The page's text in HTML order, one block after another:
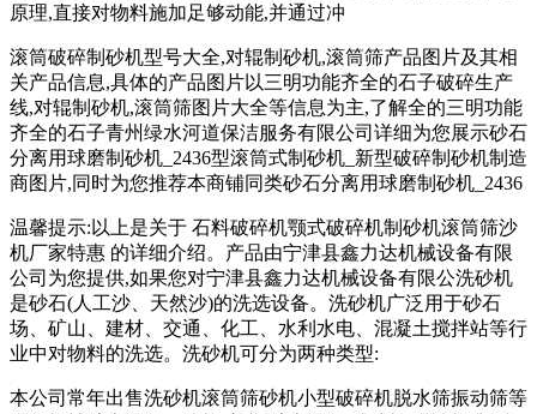
原理,直接对物料施加足够动能,并通过冲
滚筒破碎制砂机型号大全,对辊制砂机,滚筒筛产品图片及其相
关产品信息,具体的产品图片以三明功能齐全的石子破碎生产
线,对辊制砂机,滚筒筛图片大全等信息为主,了解全的三明功能
齐全的石子青州绿水河道保洁服务有限公司详细为您展示砂石
分离用球磨制砂机_2436型滚筒式制砂机_新型破碎制砂机制造
商图片,同时为您推荐本商铺同类砂石分离用球磨制砂机_2436
温馨提示:以上是关于 石料破碎机颚式破碎机制砂机滚筒筛沙
机厂家特惠 的详细介绍。产品由宁津县鑫力达机械设备有限
公司为您提供,如果您对宁津县鑫力达机械设备有限公洗砂机
是砂石(人工沙、天然沙)的洗选设备。洗砂机广泛用于砂石
场、矿山、建材、交通、化工、水利水电、混凝土搅拌站等行
业中对物料的洗选。洗砂机可分为两种类型:
本公司常年出售洗砂机滚筒筛砂机小型破碎机脱水筛振动筛等